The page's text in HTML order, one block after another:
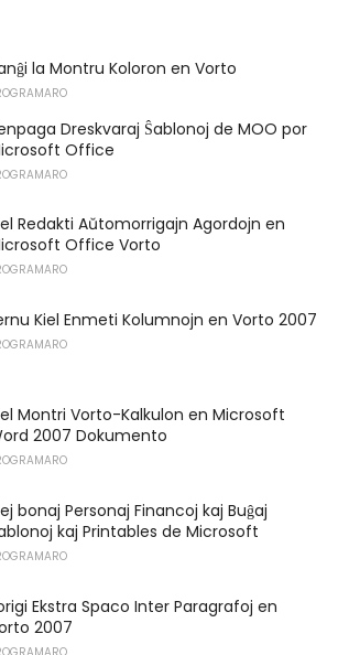
la Montru Koloron en Vorto
Dreskvaraj Ŝablonoj de MOO por
Office
Redakti Aŭtomorrigajn Agordojn en
Office Vorto
Kiel Enmeti Kolumnojn en Vorto 2007
Montri Vorto-Kalkulon en Microsoft
2007 Dokumento
bonaj Personaj Financoj kaj Buĝaj
kaj Printables de Microsoft
Ekstra Spaco Inter Paragrafoj en
2007